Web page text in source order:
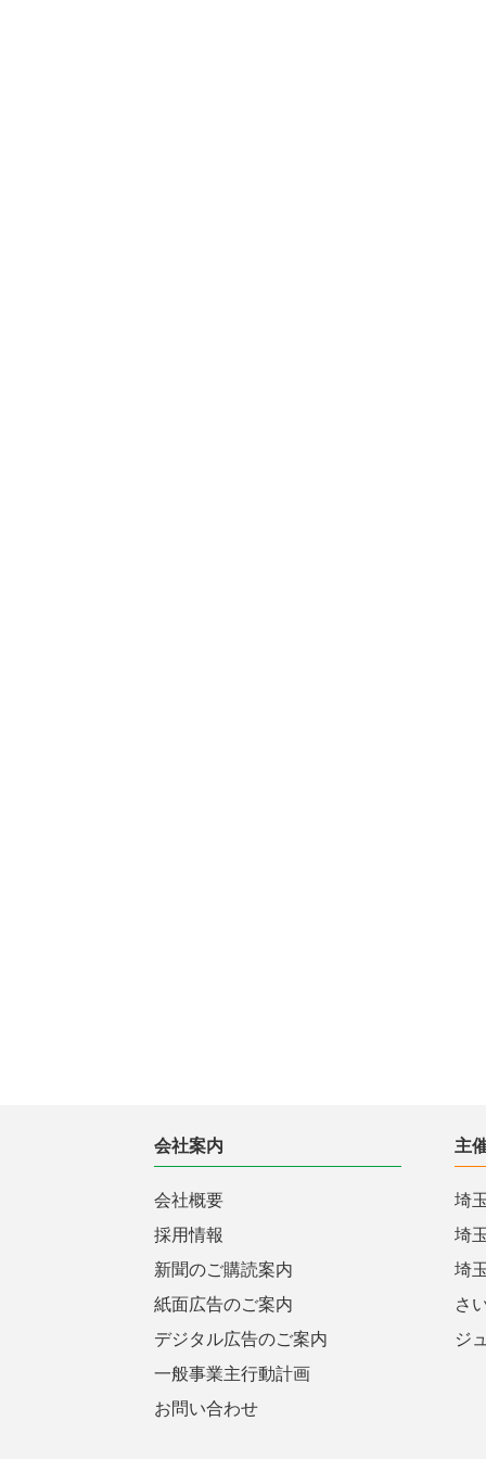
会社案内
会社概要
採用情報
新聞のご購読案内
紙面広告のご案内
デジタル広告のご案内
一般事業主行動計画
お問い合わせ
主
埼
埼
埼
さ
ジ